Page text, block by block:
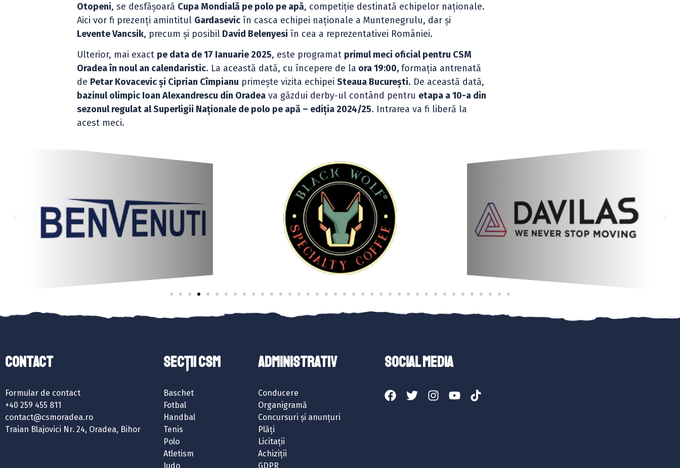
Otopeni, se desfășoară Cupa Mondială pe polo pe apă, competiție destinată echipelor naționale.
Aici vor fi prezenți amintitul Gardasevic în casca echipei naționale a Muntenegrulu, dar și
Levente Vancsik, precum și posibil David Belenyesi în cea a reprezentativei României.
Ulterior, mai exact pe data de 17 Ianuarie 2025, este programat primul meci oficial pentru CSM
Oradea în noul an calendaristic. La această dată, cu începere de la ora 19:00, formația antrenată
de Petar Kovacevic și Ciprian Cîmpianu primește vizita echipeiSteaua București. De această dată,
bazinul olimpic Ioan Alexandrescu din Oradea va găzdui derby-ul contând pentru etapa a 10-a din
sezonul regulat al Superligii Naționale de polo pe apă – ediția 2024/25. Intrarea va fi liberă la
acest meci.
Contact
Formular de contact
+40 259 455 811
contact@csmoradea.ro
Traian Blajovici Nr. 24, Oradea, Bihor
SECȚII CSM
Baschet
Fotbal
Handbal
Tenis
Polo
Atletism
Judo
ADMINISTRATIV
Conducere
Organigramă
Concursuri și anunțuri
Plăți
Licitații
Achiziții
GDPR
SOCIAL MEDIA